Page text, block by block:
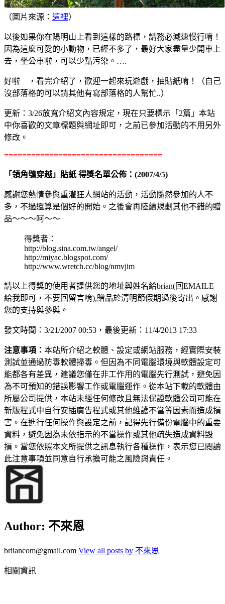
（圖片來源： 這裡）
以後如果你在陽明山上看到這樣的路標，請務必減速慢行唷！
因為這麼可愛的小動物，已經不多了，最好大家盡量少開車上
去，坐公車啦，可以少點污染。….
好啦 ，看完介紹了，歡迎一起來玩遊戲，抽貼紙唷！（自己
沒部落格的可以請其他有寫部落格的人幫忙..）
更新：3/26放寬介紹文內容規定，現在只要標示「2篇」本站
中你喜歡的文章標題與網址即可，之前已參加活動的不用另外
修改。
===================================
「領角鴞穿越」貼紙 得獎名單公佈：(2007/4/5)
感謝您熱情參與重灌狂人網站的活動，活動隨然參加的人不
多，不過還算是個好的開始。之後會再陸續規劃其他不錯的贈
品～～～呵～～
得獎者：
http://blog.sina.com.tw/angel/
http://miyac.blogspot.com/
http://www.wretch.cc/blog/nmvjim
請以上得獎的使用者提供您的地址與姓名給brian(回EMAILE
給我即可，不要回留言唷),贈品於清明節假期過後寄出。感謝
您的支持與參與。
發文時間：3/21/2007 00:53，最後更新：11/4/2013 17:33
注意事項： 本站所介紹之軟體、設定或網站服務，經實際安裝
測試並通過防毒軟體掃毒。但因為不同電腦環境與軟體設定可
能都各有差異，建議您僅在非工作用的電腦先行測試，避免因
為不可預知的錯誤影響工作或電腦運作。從本站下載的軟體由
所屬公司提供，本站未經任何修改且無法保證軟體公司可能在
新版程式中自行安插廣告程式或其他維護不當等因素而造成損
害。在進行任何操作與設定之前，記得先行備份電腦中的重要
資料，避免因為未依指示的不當操作或其他疏失造成資料毀
損。當您依照本文所提供之訊息執行各種操作，表示您已閱讀
此注意事項並同意自行承擔可能之風險與責任。
Author: 不來恩
briiancom@gmail.com View all posts by 不來恩
相關資訊